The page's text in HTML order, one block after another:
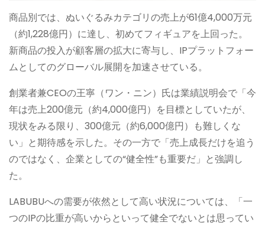
商品別では、ぬいぐるみカテゴリの売上が61億4,000万元
（約1,228億円）に達し、初めてフィギュアを上回った。
新商品の投入が顧客層の拡大に寄与し、IPプラットフォー
ムとしてのグローバル展開を加速させている。
創業者兼CEOの王寧（ワン・ニン）氏は業績説明会で「今
年は売上200億元（約4,000億円）を目標としていたが、
現状をみる限り、300億元（約6,000億円）も難しくな
い」と期待感を示した。その一方で「売上成長だけを追う
のではなく、企業としての“健全性”も重要だ」と強調し
た。
LABUBUへの需要が依然として高い状況については、「一
つのIPの比重が高いからといって健全でないとは思ってい